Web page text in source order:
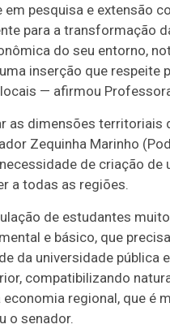
em pesquisa e extensão
para a transformação
do seu entorno,
inserção que respeite
— afirmou
as dimensões territoriais
Zequinha Marinho
de criação de
a todas as regiões.
de estudantes
e básico, que
da universidade pública
compatibilizando
economia regional, que é
o senador.